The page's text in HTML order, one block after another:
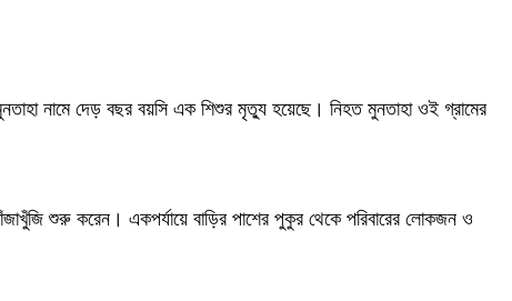
নামে দেড় বছর বয়সি এক শিশুর মৃত্যু হয়েছে। নিহত মুনতাহা ওই গ্রামের
শুরু করেন। একপর্যায়ে বাড়ির পাশের পুকুর থেকে পরিবারের লোকজন ও